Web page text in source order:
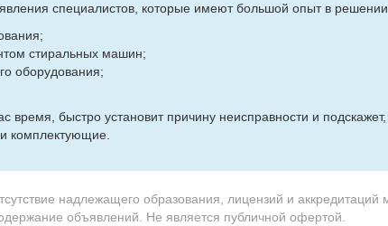
специалистов, которые имеют большой опыт в
стиральных машин;
оборудования;
быстро установит причину неисправности и подскажет,
комплектующие.
надлежащего образования, лицензий и аккредитаций
объявлений. Не является публичной офертой.